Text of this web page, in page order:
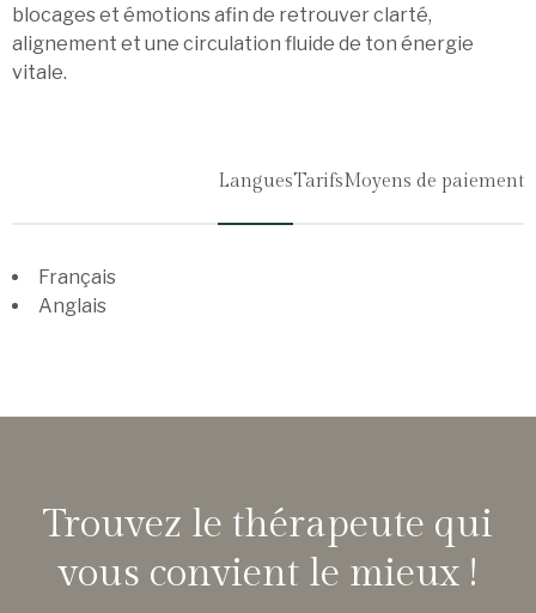
blocages et émotions afin de retrouver clarté,
alignement et une circulation fluide de ton énergie
vitale.
LanguesTarifsMoyens de paiement
Français
Anglais
Trouvez le thérapeute qui
vous convient le mieux !